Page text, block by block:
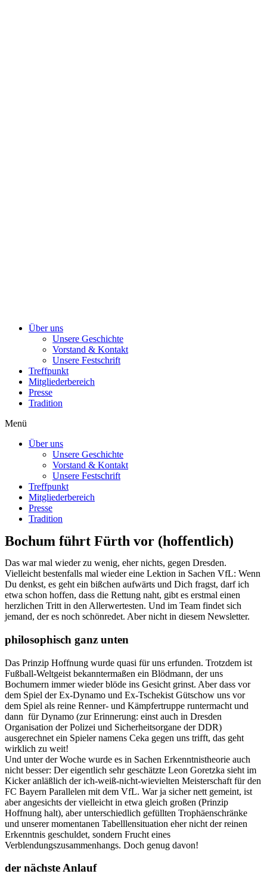
Über uns
Unsere Geschichte
Vorstand & Kontakt
Unsere Festschrift
Treffpunkt
Mitgliederbereich
Presse
Tradition
Menü
Über uns
Unsere Geschichte
Vorstand & Kontakt
Unsere Festschrift
Treffpunkt
Mitgliederbereich
Presse
Tradition
Bochum führt Fürth vor (hoffentlich)
Das war mal wieder zu wenig, eher nichts, gegen Dresden.
Vielleicht bestenfalls mal wieder eine Lektion in Sachen VfL: Wenn
Du denkst, es geht ein bißchen aufwärts und Dich fragst, darf ich
etwa schon hoffen, dass die Rettung naht, gibt es erstmal einen
herzlichen Tritt in den Allerwertesten. Und im Team findet sich
jemand, der es noch schönredet. Aber nicht in diesem Newsletter.
philosophisch ganz unten
Das Prinzip Hoffnung wurde quasi für uns erfunden. Trotzdem ist
Fußball-Weltgeist bekanntermaßen ein Blödmann, der uns
Bochumern immer wieder blöde ins Gesicht grinst. Aber dass vor
dem Spiel der Ex-Dynamo und Ex-Tschekist Gütschow uns vor
dem Spiel als reine Renner- und Kämpfertruppe runtermacht und
dann für Dynamo (zur Erinnerung: einst auch in Dresden
Organisation der Polizei und Sicherheitsorgane der DDR)
ausgerechnet ein Spieler namens Ceka gegen uns trifft, das geht
wirklich zu weit!
Und unter der Woche wurde es in Sachen Erkenntnistheorie auch
nicht besser: Der eigentlich sehr geschätzte Leon Goretzka sieht im
Kicker anläßlich der ich-weiß-nicht-wievielten Meisterschaft für den
FC Bayern Parallelen mit dem VfL. War ja sicher nett gemeint, ist
aber angesichts der vielleicht in etwa gleich großen (Prinzip
Hoffnung halt), aber unterschiedlich gefüllten Trophäenschränke
und unserer momentanen Tabelllensituation eher nicht der reinen
Erkenntnis geschuldet, sondern Frucht eines
Verblendungszusammenhangs. Doch genug davon!
der nächste Anlauf